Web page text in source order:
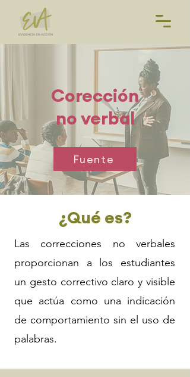
Corección
no verbal
Fuente
¿Qué es?
Las correcciones no verbales
proporcionan a los estudiantes
un gesto correctivo claro y visible
que actúa como una indicación
de comportamiento sin el uso de
palabras.